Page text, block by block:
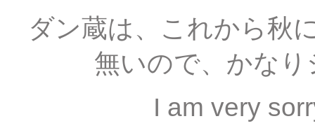
ダン蔵は、これから秋
無いので、かな
I am very